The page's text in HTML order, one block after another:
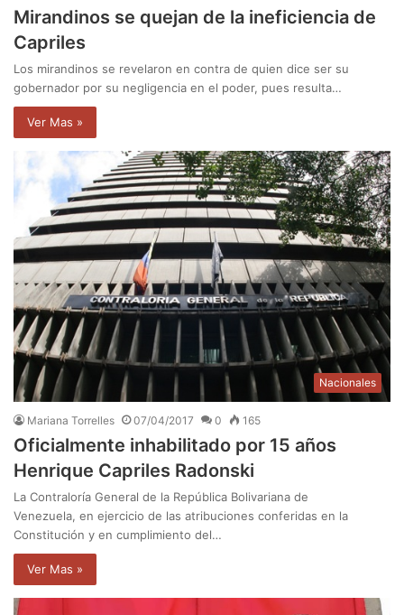
Mirandinos se quejan de la ineficiencia de
Capriles
Los mirandinos se revelaron en contra de quien dice ser su
gobernador por su negligencia en el poder, pues resulta…
Ver Mas »
Nacionales
Mariana Torrelles 07/04/2017 0 165
Oficialmente inhabilitado por 15 años
Henrique Capriles Radonski
La Contraloría General de la República Bolivariana de
Venezuela, en ejercicio de las atribuciones conferidas en la
Constitución y en cumplimiento del…
Ver Mas »